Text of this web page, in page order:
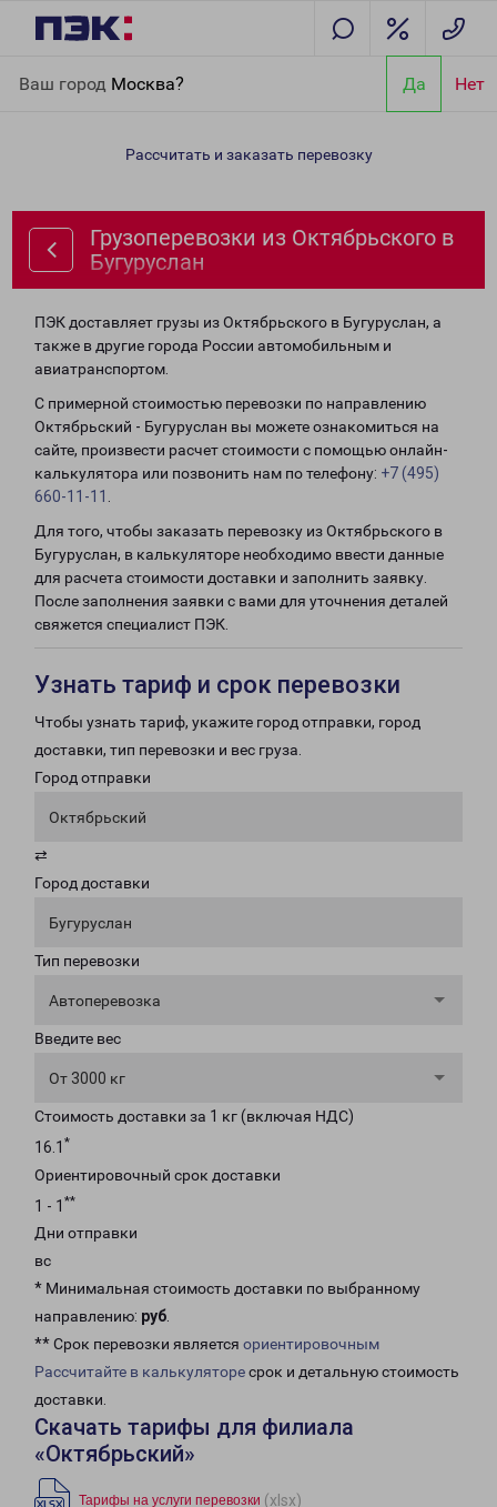
Ваш город Москва? Да Нет
Бугуруслан
Рассчитать и заказать перевозку
Грузоперевозки из Октябрьского в
Бугуруслан
ПЭК доставляет грузы из Октябрьского в Бугуруслан, а
также в другие города России автомобильным и
авиатранспортом.
С примерной стоимостью перевозки по направлению
Октябрьский - Бугуруслан вы можете ознакомиться на
сайте, произвести расчет стоимости с помощью онлайн-
калькулятора или позвонить нам по телефону: +7 (495)
660-11-11
Для того, чтобы заказать перевозку из Октябрьского в
Бугуруслан, в калькуляторе необходимо ввести данные
для расчета стоимости доставки и заполнить заявку.
После заполнения заявки с вами для уточнения деталей
свяжется специалист ПЭК.
Узнать тариф и срок перевозки
Чтобы узнать тариф, укажите город отправки, город
доставки, тип перевозки и вес груза.
Город отправки
Октябрьский
⇄
Город доставки
Бугуруслан
Тип перевозки
Автоперевозка
Введите вес
От 3000 кг
Стоимость доставки за 1 кг (включая НДС)
16.1 *
Ориентировочный срок доставки
1 - 1 **
Дни отправки
вс
* Минимальная стоимость доставки по выбранному
направлению: руб.
** Срок перевозки является ориентировочным
Рассчитайте в калькуляторесрок и детальную стоимость
доставки.
Скачать тарифы для филиала
«Октябрьский»
Тарифы на услуги перевозки (xlsx)